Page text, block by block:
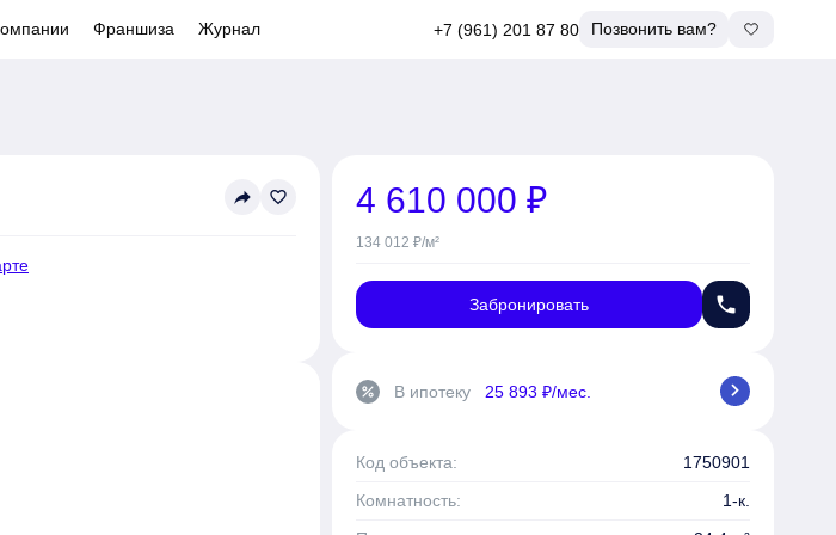
Франшиза Журнал +7 (961) 201 87 80 Позвонить вам?
reply favorite_border 4 610 000 ₽
134 012 ₽/м²
Забронировать phone
percent В ипотеку 25 893 ₽/мес. chevron_right
Код объекта:
1750901
Комнатность:
1-к.